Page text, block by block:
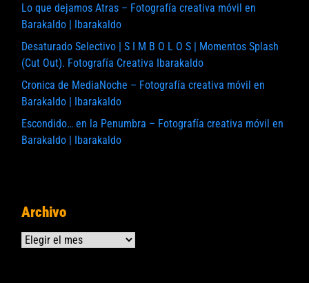
Lo que dejamos Atras – Fotografía creativa móvil en
Barakaldo | Ibarakaldo
Desaturado Selectivo | S I M B O L O S | Momentos Splash
(Cut Out). Fotografía Creativa Ibarakaldo
Cronica de MediaNoche – Fotografía creativa móvil en
Barakaldo | Ibarakaldo
Escondido… en la Penumbra – Fotografía creativa móvil en
Barakaldo | Ibarakaldo
Archivo
Archivos